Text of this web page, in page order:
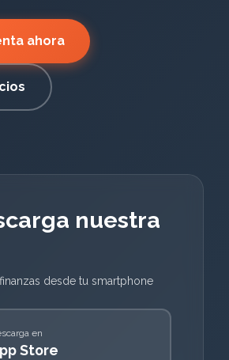
ahora
nuestra
desde tu smartphone
en
Store